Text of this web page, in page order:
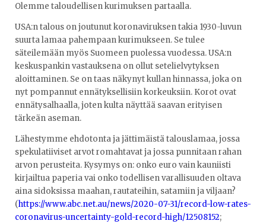
Olemme taloudellisen kurimuksen partaalla.
USA:n talous on joutunut koronaviruksen takia 1930-luvun
suurta lamaa pahempaan kurimukseen. Se tulee
säteilemään myös Suomeen puolessa vuodessa. USA:n
keskuspankin vastauksena on ollut setelielvytyksen
aloittaminen. Se on taas näkynyt kullan hinnassa, joka on
nyt pompannut ennätyksellisiin korkeuksiin. Korot ovat
ennätysalhaalla, joten kulta näyttää saavan erityisen
tärkeän aseman.
Lähestymme ehdotonta ja jättimäistä talouslamaa, jossa
spekulatiiviset arvot romahtavat ja jossa punnitaan rahan
arvon perusteita. Kysymys on: onko euro vain kauniisti
kirjailtua paperia vai onko todellisen varallisuuden oltava
aina sidoksissa maahan, rautateihin, satamiin ja viljaan?
(https://www.abc.net.au/news/2020-07-31/record-low-rates-
coronavirus-uncertainty-gold-record-high/12508152;